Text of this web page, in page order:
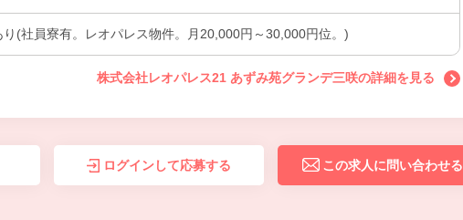
り(社員寮有。レオパレス物件。月20,000円～30,000円位。)
株式会社レオパレス21 あずみ苑グランデ三咲の詳細を見る
ログインして応募する この求人に問い合わせる